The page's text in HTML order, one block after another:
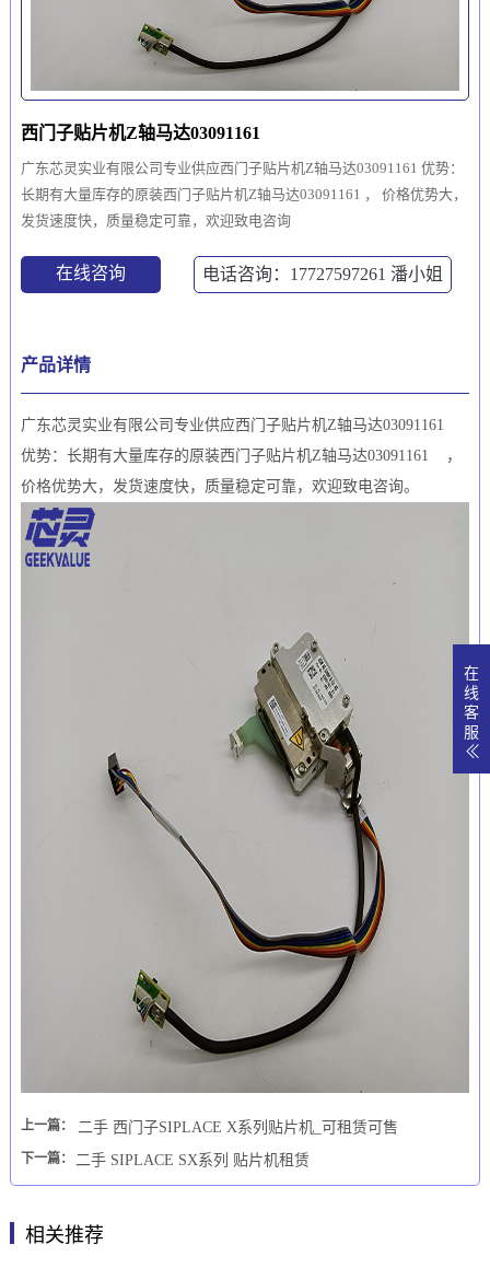
西门子贴片机Z轴马达03091161
广东芯灵实业有限公司专业供应西门子贴片机Z轴马达03091161 优势：
长期有大量库存的原装西门子贴片机Z轴马达03091161 ， 价格优势大，
发货速度快，质量稳定可靠，欢迎致电咨询
在线咨询 电话咨询：17727597261 潘小姐
产品详情
广东芯灵实业有限公司专业供应西门子贴片机Z轴马达03091161
优势：长期有大量库存的原装西门子贴片机Z轴马达03091161 ，
价格优势大，发货速度快，质量稳定可靠，欢迎致电咨询。
上一篇： 二手 西门子SIPLACE X系列贴片机_可租赁可售
下一篇： 二手 SIPLACE SX系列 贴片机租赁
相关推荐
在
线
客
服